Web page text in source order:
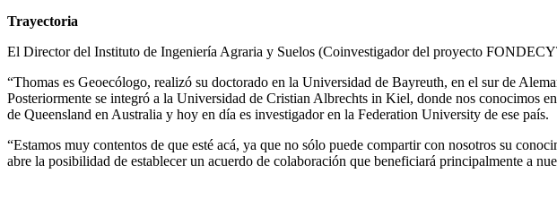
Trayectoria
El Director del Instituto de Ingeniería Agraria y Suelos (Coinvestigador del proyecto
“Thomas es Geoecólogo, realizó su doctorado en la Universidad de Bayreuth, en el sur de
Posteriormente se integró a la Universidad de Cristian Albrechts in Kiel, donde nos conocimos
de Queensland en Australia y hoy en día es investigador en la Federation University de ese país.
“Estamos muy contentos de que esté acá, ya que no sólo puede compartir con nosotros su
abre la posibilidad de establecer un acuerdo de colaboración que beneficiará principalmente a